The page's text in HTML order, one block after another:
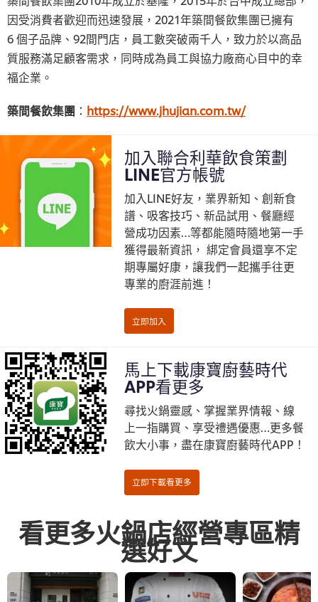
因受消費者歡迎而迅速發展，2021年築間餐飲集團已擁有
6 個子品牌、92間門店，員工數突破兩千人，致力於以高品
質服務滿足顧客需求，同時成為員工與協力廠商心目中的幸
福企業。
築間餐飲集團 ： https://www.jhujian.com.tw/
加入聯合利華飲食策劃
LINE官方帳號
加入LINE好友，業界新知、創新食
譜、吸客技巧、新品試用、餐廳經
營成功因素…等都能隨時隨地第一手
獲得最新資訊， 綁定會員還享不定
期專屬好康，讓我們一起攜手往更
專業的廚涯前進！
馬上下載康寶廚藝時代
APP看更多
尋找火鍋靈感、掌握業界情報、線
上一指購買、享受禮遇優惠…更多餐
飲大小事，盡在康寶廚藝時代APP！
看更多火鍋店經營專區精
選好文